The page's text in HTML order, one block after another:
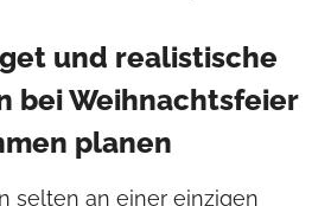
und realistische
bei Weihnachtsfeier
planen
selten an einer einzigen